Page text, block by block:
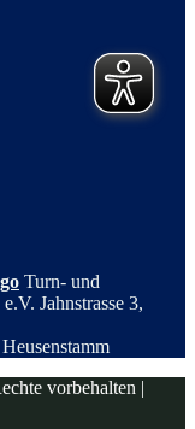
Turn- und
Jahnstrasse 3,
vorbehalten |